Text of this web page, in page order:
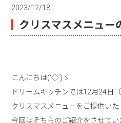
2023/12/18
クリスマスメニュー
こんにちは(‘◇’)ゞ
ドリームキッチンでは12月24日
クリスマスメニューをご提供い
今回はそちらのご紹介をさせてい